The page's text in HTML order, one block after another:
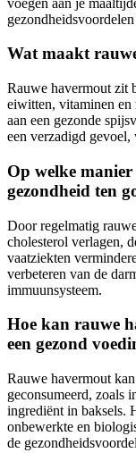
Wat maakt
Rauwe havermout zit
eiwitten, vitaminen en
aan een gezonde
een verzadigd
Op welke
gezondheid ten
Door regelmatig
cholesterol verlagen,
vaatziekten
verbeteren van de
immuunsysteem.
Hoe kan rauwe
een gezond
Rauwe havermout
geconsumeerd, zoals
ingrediënt in baksels.
onbewerkte en
de